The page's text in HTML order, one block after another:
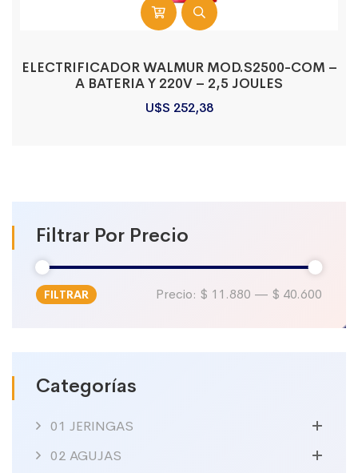
Filtrar Por Precio
Precio
Precio
FILTRAR Precio: $ 11.880 — $ 40.600
Categorías
01 JERINGAS
02 AGUJAS
ELECTRIFICADOR WALMUR MOD.S2500-COM –
A BATERIA Y 220V – 2,5 JOULES
U$S 252,38